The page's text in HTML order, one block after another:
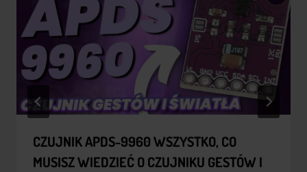
CZUJNIK APDS-9960 WSZYSTKO, CO
MUSISZ WIEDZIEĆ O CZUJNIKU GESTÓW I